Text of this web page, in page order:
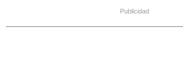
Publicidad